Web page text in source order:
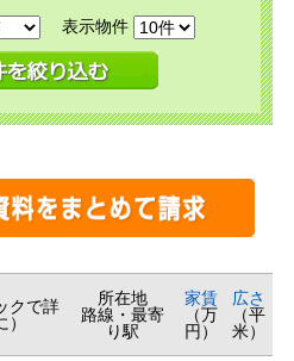
表示物件
クで詳
所在地
路線・最寄
り駅
家賃
（万
円）
広さ
（平
米）